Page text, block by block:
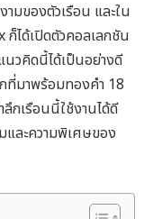
ามของตัวเรือน และใน
ได้เปิดตัวคอลเลกชัน
นวคิดนี้ได้เป็นอย่างดี
ที่มาพร้อมทองคำ 18
กเรือนนี้ใช้งานได้ดี
และความพิเศษของ